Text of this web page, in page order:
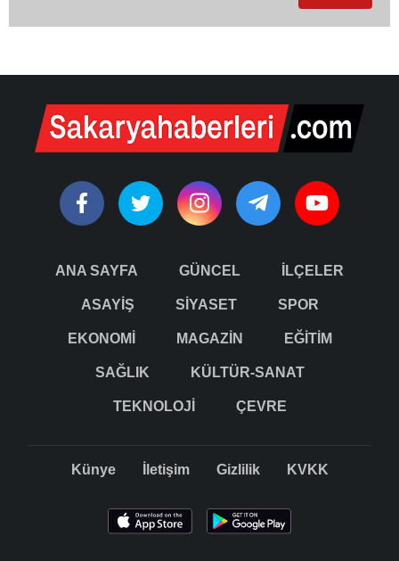
ANA SAYFA GÜNCEL İLÇELER
ASAYİŞ SİYASET SPOR
EKONOMİ MAGAZİN EĞİTİM
SAĞLIK KÜLTÜR-SANAT
TEKNOLOJİ ÇEVRE
Künye İletişim Gizlilik KVKK